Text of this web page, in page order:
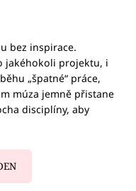
bez inspirace.
jakéhokoli projektu, i
„špatné“ práce,
múza jemně přistane
disciplíny, aby